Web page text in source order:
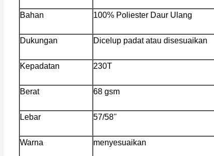
Bahan 100% Poliester Daur Ulang
Dukungan Dicelup padat atau disesuaikan
Kepadatan 230T
Berat 68 gsm
Lebar 57/58''
Warna menyesuaikan